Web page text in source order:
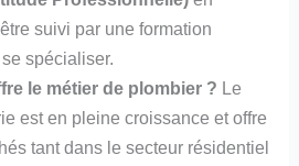
suivi par une formation
spécialiser.
le métier de plombier ? Le
est en pleine croissance et offre
tant dans le secteur résidentiel